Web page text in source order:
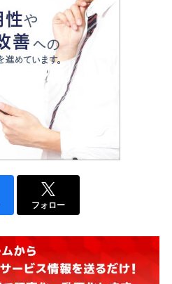
フォロー